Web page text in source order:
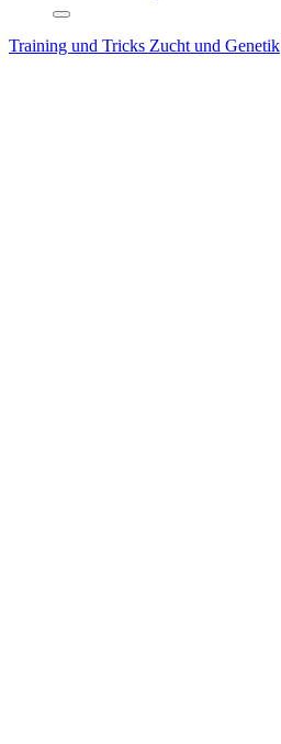
Training und Tricks Zucht und Genetik